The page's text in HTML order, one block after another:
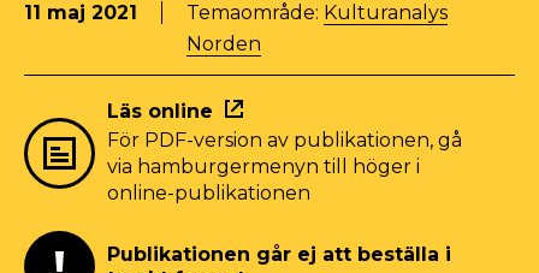
11 maj 2021 Temaområde: Kulturanalys
Norden
Läs online
För PDF-version av publikationen, gå
via hamburgermenyn till höger i
online-publikationen
Publikationen går ej att beställa i